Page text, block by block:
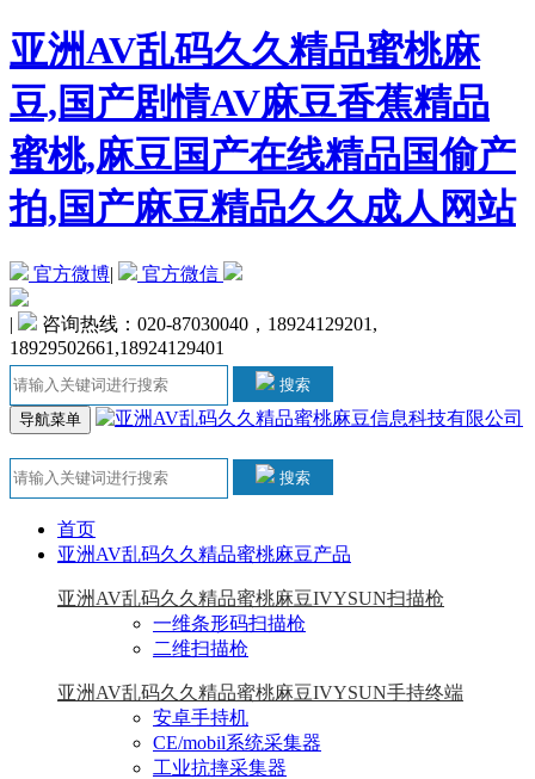
亚洲AV乱码久久精品蜜桃麻
豆,国产剧情AV麻豆香蕉精品
蜜桃,麻豆国产在线精品国偷产
拍,国产麻豆精品久久成人网站
官方微博| 官方微信
|
咨询热线：020-87030040，18924129201,
18929502661,18924129401
搜索
导航菜单
搜索
首页
亚洲AV乱码久久精品蜜桃麻豆产品
亚洲AV乱码久久精品蜜桃麻豆IVYSUN扫描枪
一维条形码扫描枪
二维扫描枪
亚洲AV乱码久久精品蜜桃麻豆IVYSUN手持终端
安卓手持机
CE/mobil系统采集器
工业抗摔采集器